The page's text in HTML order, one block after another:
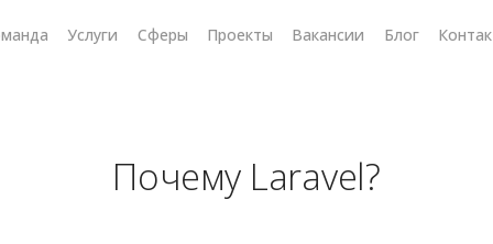
Услуги Сферы Проекты Вакансии Блог
Почему Laravel?